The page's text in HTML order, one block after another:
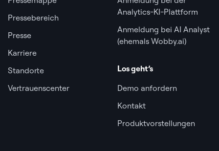
Pressebereich
Presse
Karriere
Standorte
Vertrauenscenter
Analytics-KI-Plattform
Anmeldung bei AI Analyst
(ehemals Wobby.ai)
Los geht’s
Demo anfordern
Kontakt
Produktvorstellungen